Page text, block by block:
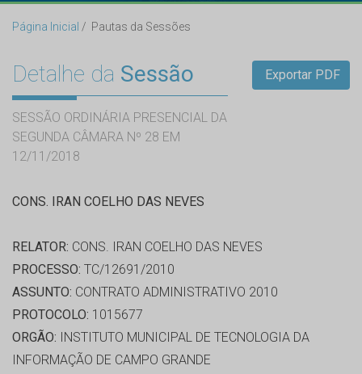
Página Inicial Pautas da Sessões
Detalhe da Sessão
SESSÃO ORDINÁRIA PRESENCIAL DA
SEGUNDA CÂMARA Nº 28 EM
12/11/2018
Exportar PDF
CONS. IRAN COELHO DAS NEVES
RELATOR: CONS. IRAN COELHO DAS NEVES
PROCESSO: TC/12691/2010
ASSUNTO: CONTRATO ADMINISTRATIVO 2010
PROTOCOLO: 1015677
ORGÃO: INSTITUTO MUNICIPAL DE TECNOLOGIA DA
INFORMAÇÃO DE CAMPO GRANDE